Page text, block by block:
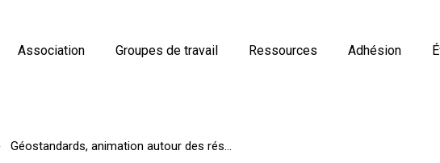
Association Groupes de travail Ressources Adhésion